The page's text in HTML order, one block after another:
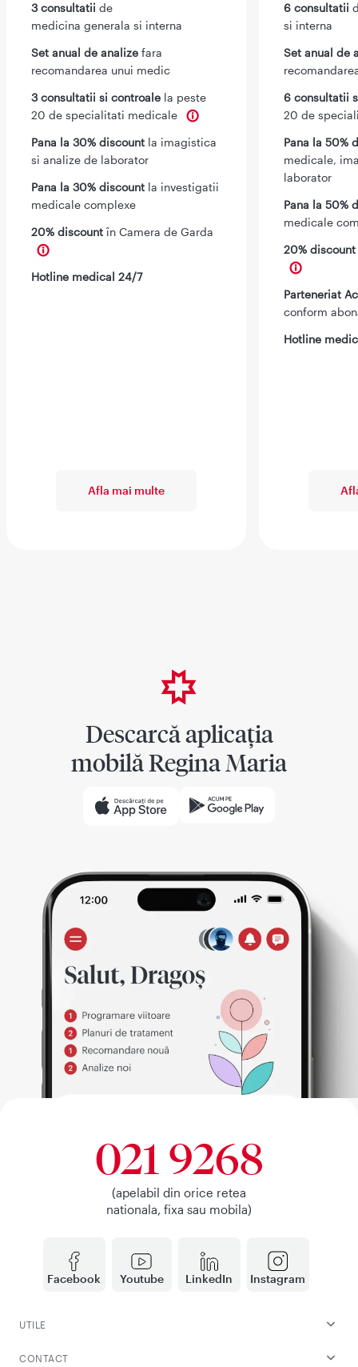
3 consultatii de
medicina generala si interna
Set anual de analize fara
recomandarea unui medic
3 consultatii si controale la peste
20 de specialitati medicale
Pana la 30% discount la imagistica
si analize de laborator
Pana la 30% discount la investigatii
medicale complexe
20% discount în Camera de Garda
Hotline medical 24/7
Afla mai multe
6 consultatii
si interna
Set anual de
6 consultatii
20 de
Pana la 50%
medicale,
laborator
Pana la 50%
medicale
20%
Parteneriat
conform
Hotline
Descarcă aplicația
mobilă Regina Maria
Facebook Youtube LinkedIn Instagram
021 9268
(apelabil din orice retea
nationala, fixa sau mobila)
UTILE
CONTACT